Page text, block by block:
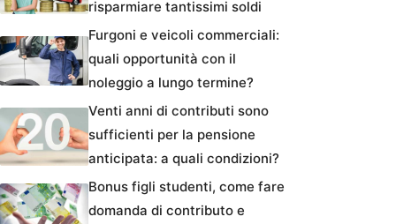
risparmiare tantissimi soldi
Furgoni e veicoli commerciali:
quali opportunità con il
noleggio a lungo termine?
Venti anni di contributi sono
sufficienti per la pensione
anticipata: a quali condizioni?
Bonus figli studenti, come fare
domanda di contributo e